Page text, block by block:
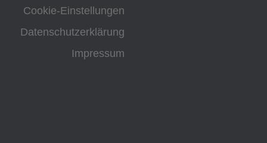
Cookie-Einstellungen
Datenschutzerklärung
Impressum